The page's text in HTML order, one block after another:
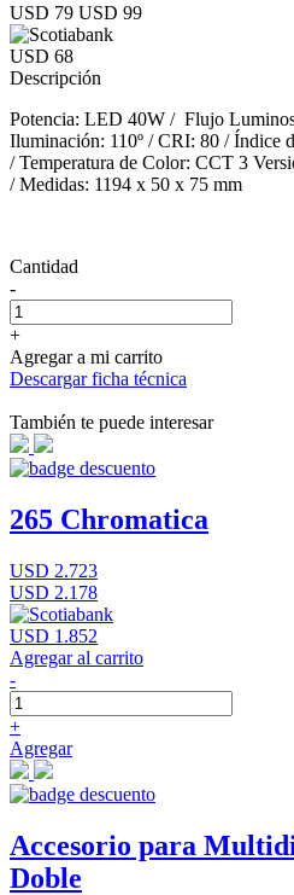
USD 79 USD 99
USD 68
Descripción
Potencia: LED 40W / Flujo
Iluminación: 110º / CRI: 80 / Índice
/ Temperatura de Color: CCT 3
/ Medidas: 1194 x 50 x 75 mm
Cantidad
-
+
Agregar a mi carrito
Descargar ficha técnica
También te puede interesar
265 Chromatica
USD 2.723
USD 2.178
USD 1.852
Agregar al carrito
-
+
Agregar
Accesorio para
Doble